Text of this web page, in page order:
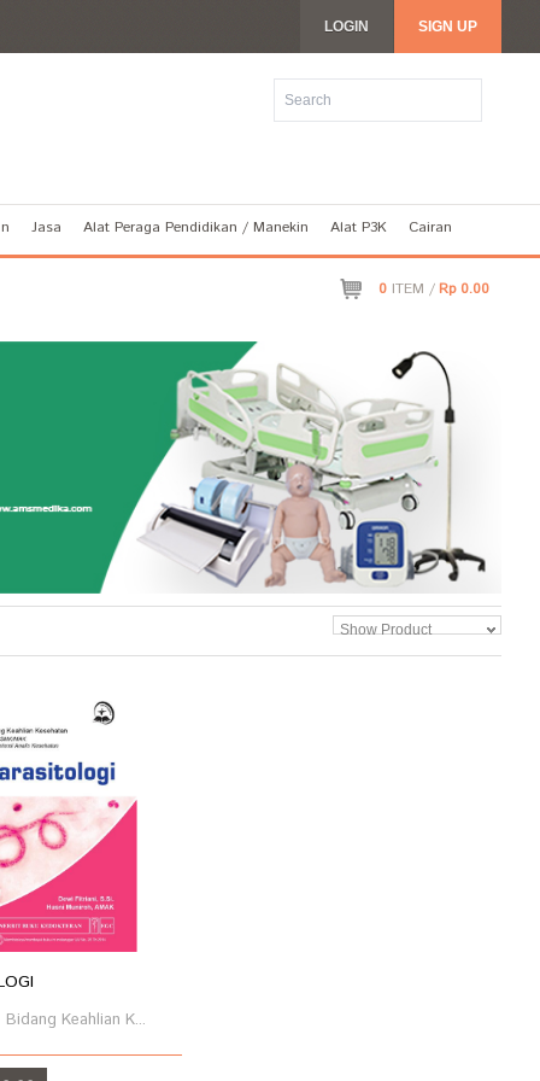
LOGIN SIGN UP
Jasa Alat Peraga Pendidikan / Manekin Alat P3K Cairan
0 ITEM /Rp 0.00
Show Product
Keahlian K...